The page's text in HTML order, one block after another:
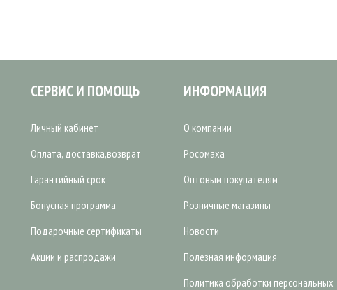
СЕРВИС И ПОМОЩЬ
Личный кабинет
Оплата, доставка,возврат
Гарантийный срок
Бонусная программа
Подарочные сертификаты
Акции и распродажи
ИНФОРМАЦИЯ
О компании
Росомаха
Оптовым покупателям
Розничные магазины
Новости
Полезная информация
Политика обработки персональных